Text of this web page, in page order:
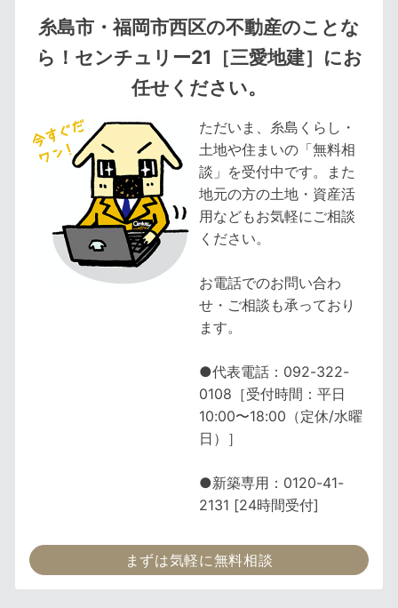
糸島市・福岡市西区の不動産のことな
ら！センチュリー21［三愛地建］にお
任せください。
ただいま、糸島くらし・
土地や住まいの「無料相
談」を受付中です。また
地元の方の土地・資産活
用などもお気軽にご相談
ください。
お電話でのお問い合わ
せ・ご相談も承っており
ます。
●代表電話：092-322-
0108［受付時間：平日
10:00〜18:00（定休/水曜
日）］
●新築専用：0120-41-
2131 [24時間受付]
まずは気軽に無料相談